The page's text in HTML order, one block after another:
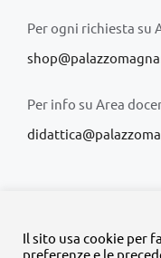
Per ogni richiesta su
Per info su Area
Il sito usa cookie per
preferenze e le